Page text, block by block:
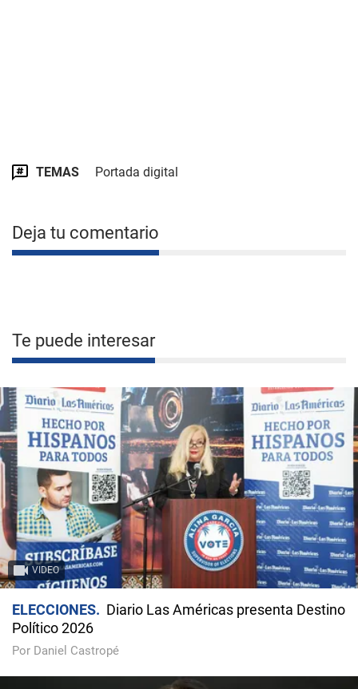
TEMAS Portada digital
Deja tu comentario
Te puede interesar
VIDEO
ELECCIONES
Diario Las Américas presenta Destino
Político 2026
Por Daniel Castropé